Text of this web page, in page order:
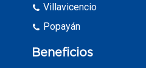
Villavicencio
Popayán
Beneficios